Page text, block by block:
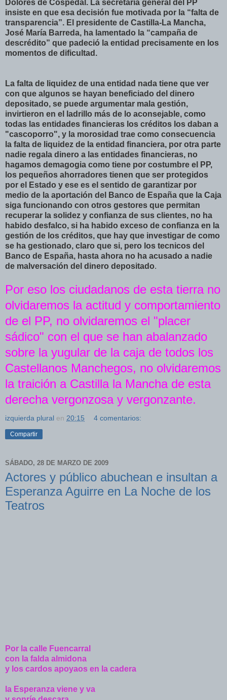
Dolores de Cospedal. La secretaria general del PP
insiste en que esa decisión fue motivada por la “falta de
transparencia”. El presidente de Castilla-La Mancha,
José María Barreda, ha lamentado la “campaña de
descrédito” que padeció la entidad precisamente en los
momentos de dificultad.
La falta de liquidez de una entidad nada tiene que ver
con que algunos se hayan beneficiado del dinero
depositado, se puede argumentar mala gestión,
invirtieron en el ladrillo más de lo aconsejable, como
todas las entidades financieras los créditos los daban a
"cascoporro", y la morosidad trae como consecuencia
la falta de liquidez de la entidad financiera, por otra parte
nadie regala dinero a las entidades financieras, no
hagamos demagogia como tiene por costumbre el PP,
los pequeños ahorradores tienen que ser protegidos
por el Estado y ese es el sentido de garantizar por
medio de la aportación del Banco de España que la Caja
siga funcionando con otros gestores que permitan
recuperar la solidez y confianza de sus clientes, no ha
habido desfalco, si ha habido exceso de confianza en la
gestión de los créditos, que hay que investigar de como
se ha gestionado, claro que si, pero los tecnicos del
Banco de España, hasta ahora no ha acusado a nadie
de malversación del dinero depositado.
Por eso los ciudadanos de esta tierra no
olvidaremos la actitud y comportamiento
de el PP, no olvidaremos el "placer
sádico" con el que se han abalanzado
sobre la yugular de la caja de todos los
Castellanos Manchegos, no olvidaremos
la traición a Castilla la Mancha de esta
derecha vergonzosa y vergonzante.
izquierda plural en 20:15 4 comentarios:
Compartir
SÁBADO, 28 DE MARZO DE 2009
Actores y público abuchean e insultan a
Esperanza Aguirre en La Noche de los
Teatros
Por la calle Fuencarral
con la falda almidona
y los cardos apoyaos en la cadera
la Esperanza viene y va